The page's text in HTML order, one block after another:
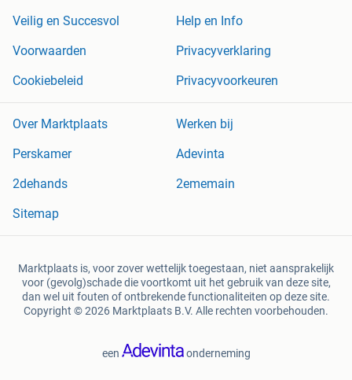
Veilig en Succesvol
Help en Info
Voorwaarden
Privacyverklaring
Cookiebeleid
Privacyvoorkeuren
Over Marktplaats
Werken bij
Perskamer
Adevinta
2dehands
2ememain
Sitemap
Marktplaats is, voor zover wettelijk toegestaan, niet aansprakelijk
voor (gevolg)schade die voortkomt uit het gebruik van deze site,
dan wel uit fouten of ontbrekende functionaliteiten op deze site.
Copyright © 2026 Marktplaats B.V. Alle rechten voorbehouden.
een onderneming